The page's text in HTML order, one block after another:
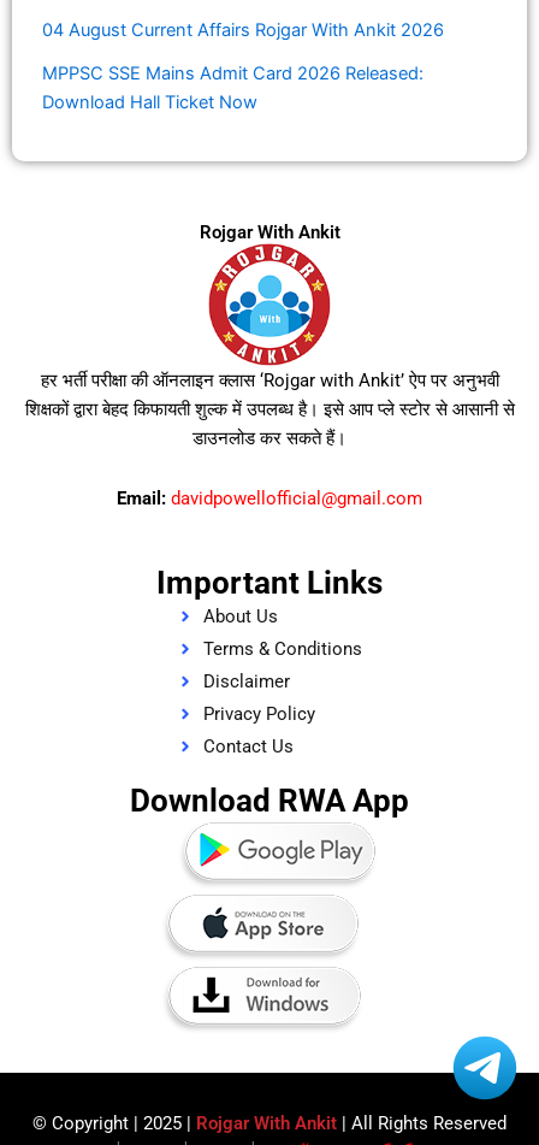
04 August Current Affairs Rojgar With Ankit 2026
MPPSC SSE Mains Admit Card 2026 Released:
Download Hall Ticket Now
Rojgar With Ankit
हर भर्ती परीक्षा की ऑनलाइन क्लास ‘Rojgar with Ankit’ ऐप पर अनुभवी
शिक्षकों द्वारा बेहद किफायती शुल्क में उपलब्ध है। इसे आप प्ले स्टोर से आसानी से
डाउनलोड कर सकते हैं।
Email: davidpowellofficial@gmail.com
Important Links
About Us
Terms & Conditions
Disclaimer
Privacy Policy
Contact Us
Download RWA App
© Copyright | 2025 | Rojgar With Ankit | All Rights Reserved​